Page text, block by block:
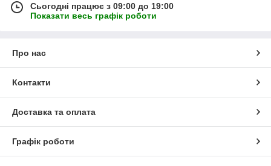
Сьогодні працює з 09:00 до 19:00
Показати весь графік роботи
Про нас
Контакти
Доставка та оплата
Графік роботи